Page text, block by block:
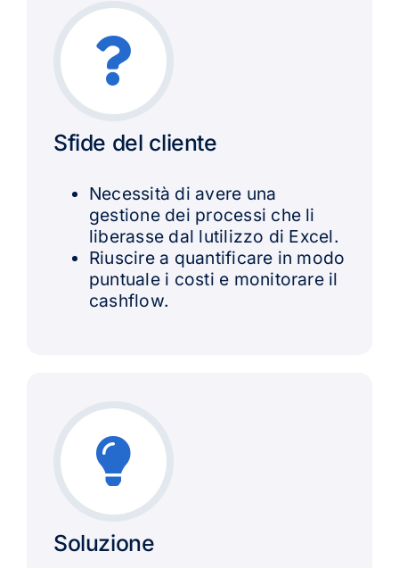
Sfide del cliente
Necessità di avere una
gestione dei processi che li
liberasse dal lutilizzo di Excel.
Riuscire a quantificare in modo
puntuale i costi e monitorare il
cashflow.
Soluzione